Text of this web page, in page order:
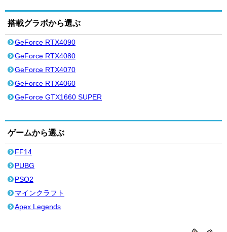
搭載グラボから選ぶ
GeForce RTX4090
GeForce RTX4080
GeForce RTX4070
GeForce RTX4060
GeForce GTX1660 SUPER
ゲームから選ぶ
FF14
PUBG
PSO2
マインクラフト
Apex Legends